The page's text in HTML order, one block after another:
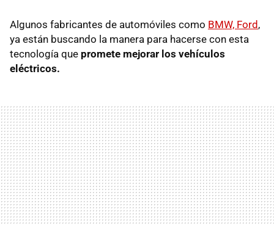
Algunos fabricantes de automóviles como BMW, Ford ,
ya están buscando la manera para hacerse con esta
tecnología que promete mejorar los vehículos
eléctricos.